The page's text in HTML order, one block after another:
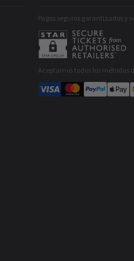
Pagos seguros garantizados y
Aceptamos todos los métodos